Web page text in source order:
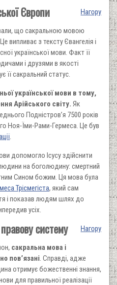
Нагору
Європи
що сакральною мовою
випливає з тексту Євангелія і
української мови. Факт її
і друзями в якості
її сакральний статус.
української мови в тому,
Арійського світу. Як
Подністров’я 7500 років
Ноя-Їми-Рами-Гермеса. Це був
.
допомогло Ісусу здійснити
на боголюдину: смертний
Сином божим. Ця мова була
Трісмегіста, який сам
і показав людям шлях до
усіх.
Нагору
систему
сакральна мова і
пов’язані. Справді, адже
отримує божественні знання,
для правильної реалізації